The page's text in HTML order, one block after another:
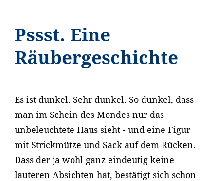
Pssst. Eine
Räubergeschichte
Es ist dunkel. Sehr dunkel. So dunkel, dass
man im Schein des Mondes nur das
unbeleuchtete Haus sieht - und eine Figur
mit Strickmütze und Sack auf dem Rücken.
Dass der ja wohl ganz eindeutig keine
lauteren Absichten hat, bestätigt sich schon